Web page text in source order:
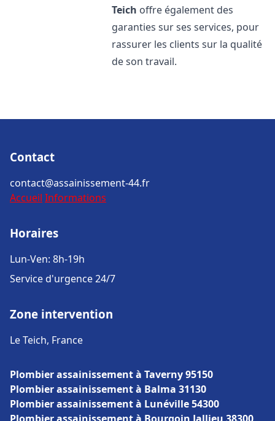
Teich offre également des
garanties sur ses services, pour
rassurer les clients sur la qualité
de son travail.
Contact
contact@assainissement-44.fr
Accueil Informations
Horaires
Lun-Ven: 8h-19h
Service d'urgence 24/7
Zone intervention
Le Teich, France
Plombier assainissement à Taverny 95150
Plombier assainissement à Balma 31130
Plombier assainissement à Lunéville 54300